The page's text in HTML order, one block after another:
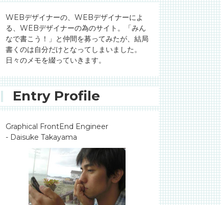
WEBデザイナーの、WEBデザイナーによ
る、WEBデザイナーの為のサイト。「みん
なで書こう！」と仲間を募ってみたが、結局
書くのは自分だけとなってしまいました。
日々のメモを綴っていきます。
Entry Profile
Graphical FrontEnd Engineer
- Daisuke Takayama